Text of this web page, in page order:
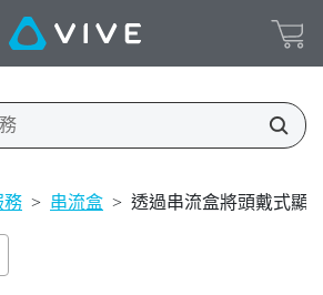
務 > 串流盒 > 透過串流盒將頭戴式顯